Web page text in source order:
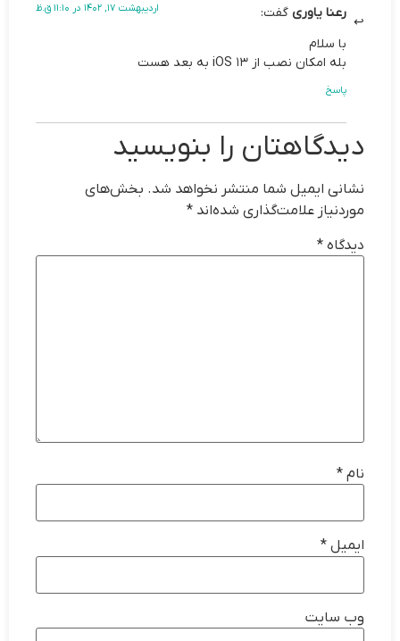
رعنا یاوری گفت: اردیبهشت 17, 1402 در 11:10 ق.ظ
با سلام
بله امکان نصب از iOS 13 به بعد هست
پاسخ
دیدگاهتان را بنویسید
نشانی ایمیل شما منتشر نخواهد شد. بخش‌های
موردنیاز علامت‌گذاری شده‌اند *
دیدگاه *
نام *
ایمیل *
وب‌ سایت